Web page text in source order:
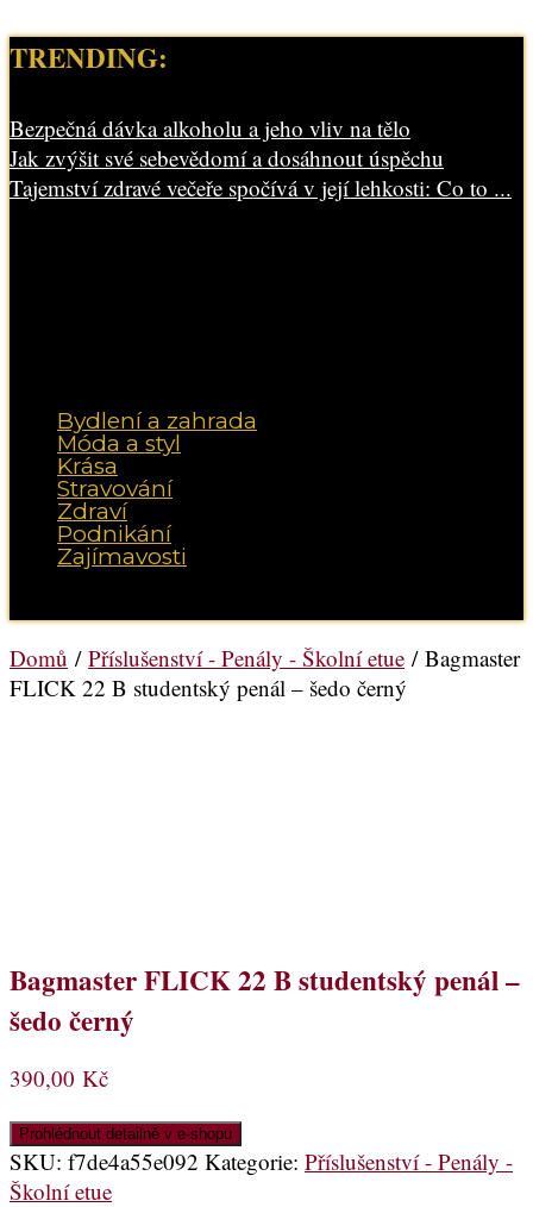
TRENDING:
Bezpečná dávka alkoholu a jeho vliv na tělo
Jak zvýšit své sebevědomí a dosáhnout úspěchu
Tajemství zdravé večeře spočívá v její lehkosti: Co to ...
Bydlení a zahrada
Móda a styl
Krása
Stravování
Zdraví
Podnikání
Zajímavosti
Domů / Příslušenství - Penály - Školní etue / Bagmaster
FLICK 22 B studentský penál – šedo černý
Bagmaster FLICK 22 B studentský penál –
šedo černý
390,00 Kč
Prohlédnout detailně v e-shopu
SKU: f7de4a55e092 Kategorie: Příslušenství - Penály -
Školní etue